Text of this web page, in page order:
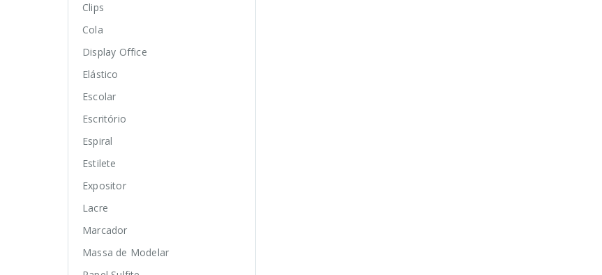
Clips
Cola
Display Office
Elástico
Escolar
Escritório
Espiral
Estilete
Expositor
Lacre
Marcador
Massa de Modelar